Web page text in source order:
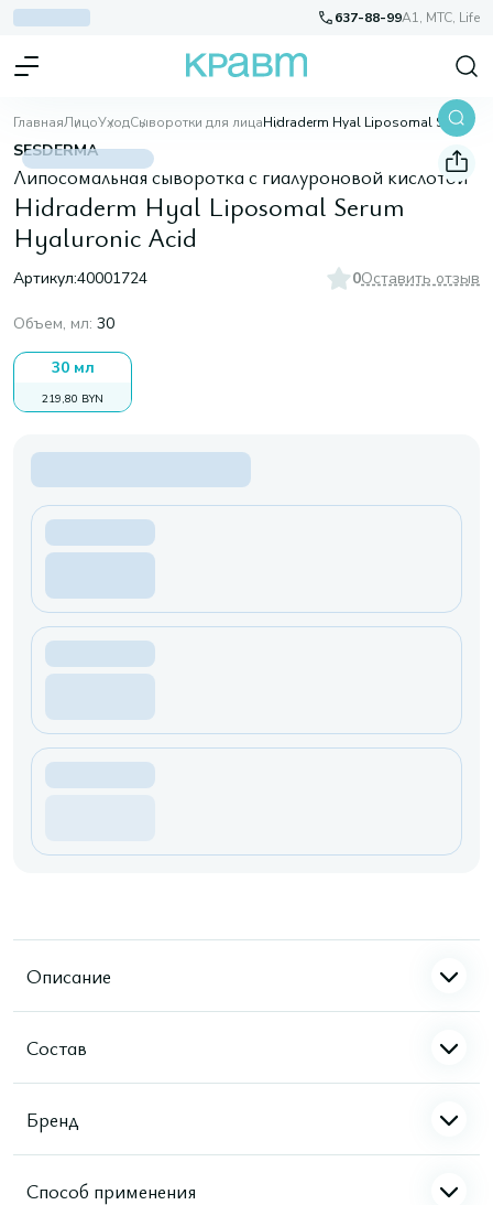
637-88-99A1, МТС, Life
ГлавнаяЛицоУходСыворотки для лица Hidraderm Hyal Liposomal Serum Hyaluronic Acid
SESDERMA
Липосомальная сыворотка с гиалуроновой кислотой
Hidraderm Hyal Liposomal Serum
Hyaluronic Acid
Артикул:40001724 0Оставить отзыв
Объем, мл: 30
30 мл
219,80 BYN
Описание
Состав
Бренд
Способ применения